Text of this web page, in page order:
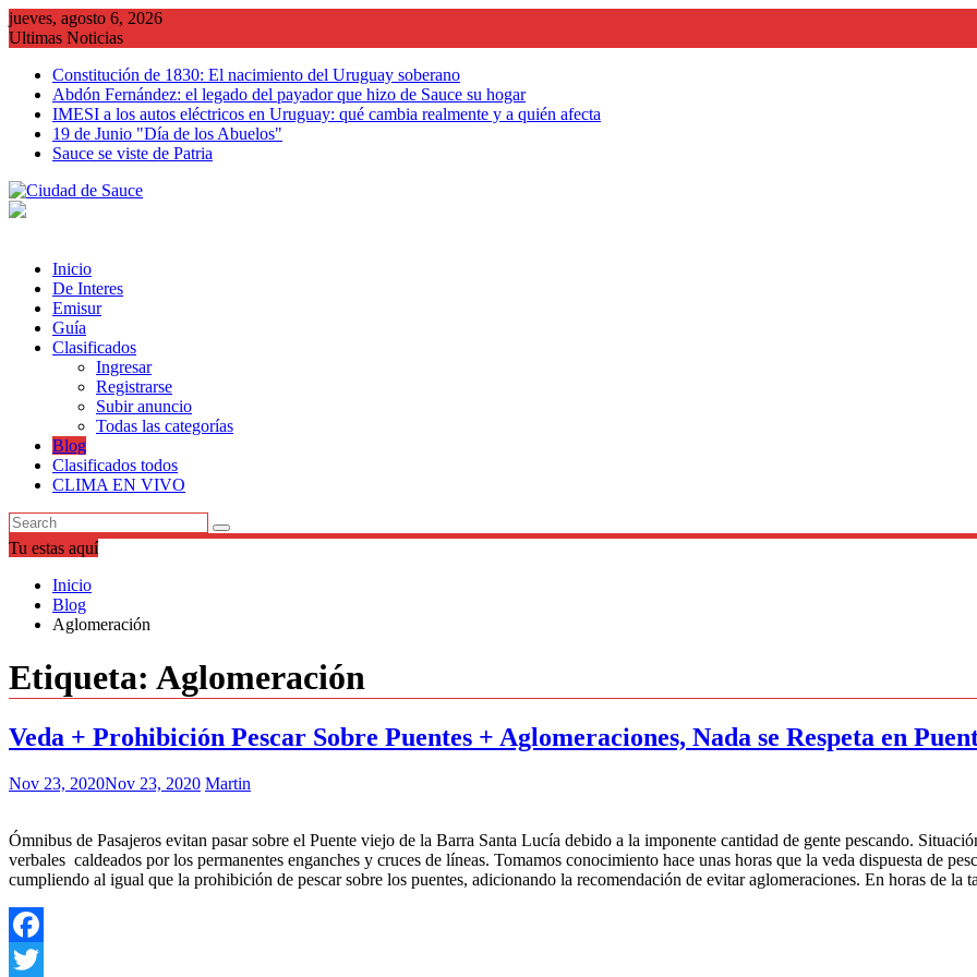
Saltar
al
jueves, agosto 6, 2026
Ultimas Noticias
Constitución de 1830: El nacimiento del Uruguay soberano
Abdón Fernández: el legado del payador que hizo de Sauce su hogar
IMESI a los autos eléctricos en Uruguay: qué cambia realmente y a quién afecta
19 de Junio "Día de los Abuelos"
Sauce se viste de Patria
Inicio
De Interes
Emisur
Guía
Clasificados
Ingresar
Registrarse
Subir anuncio
Todas las categorías
Blog
Clasificados todos
CLIMA EN VIVO
Tu estas aquí
Inicio
Blog
Aglomeración
Etiqueta: Aglomeración
Veda + Prohibición Pescar Sobre Puentes + Aglomeraciones, Nada se Respeta en
Nov 23, 2020Nov 23, 2020 Martin
Ómnibus de Pasajeros evitan pasar sobre el Puente viejo de la Barra Santa Lucía debido a la imponente cantidad de gente pescando.
verbales caldeados por los permanentes enganches y cruces de líneas. Tomamos conocimiento hace unas horas que la veda dispuesta de
cumpliendo al igual que la prohibición de pescar sobre los puentes, adicionando la recomendación de evitar aglomeraciones. En horas de la
Facebook